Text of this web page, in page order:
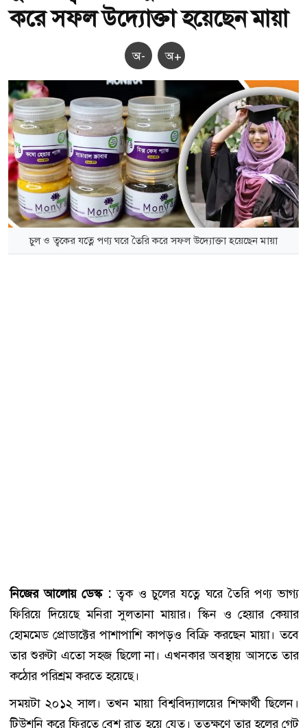
করে সফল উদ্যোক্তা হয়েছেন মায়া
অ- অ+
চুল ও ত্বকের যত্নে পণ্য ঘরে তৈরি করে সফল উদ্যোক্তা হয়েছেন মায়া
নিজের আলোয় ডেস্ক :ত্বক ও চুলের যত্নে ঘরে তৈরি পণ্য ভাগ্য
ফিরিয়ে দিয়েছে মনিরা সুলতানা মায়ার। স্কিন ও হেয়ার কেয়ার
হোমমেড প্রোডাক্টের পাশাপাশি কাপড়ও বিক্রি করছেন মায়া। তবে
তার শুরুটা এতো সহজ ছিলো না। এখনকার অবস্থায় আসতে তার
কঠোর পরিশ্রম করতে হয়েছে।
সময়টা ২০১২ সাল। তখন মায়া বিশ্ববিদ্যালয়ের শিক্ষার্থী ছিলেন।
টিউশনি করে ফিরতে বেশ রাত হয়ে যেত। ততক্ষণে তার হলের গেট